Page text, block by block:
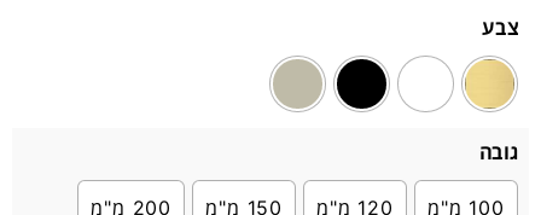
צבע
גובה
100 מ"מ 120 מ"מ 150 מ"מ 200 מ"מ